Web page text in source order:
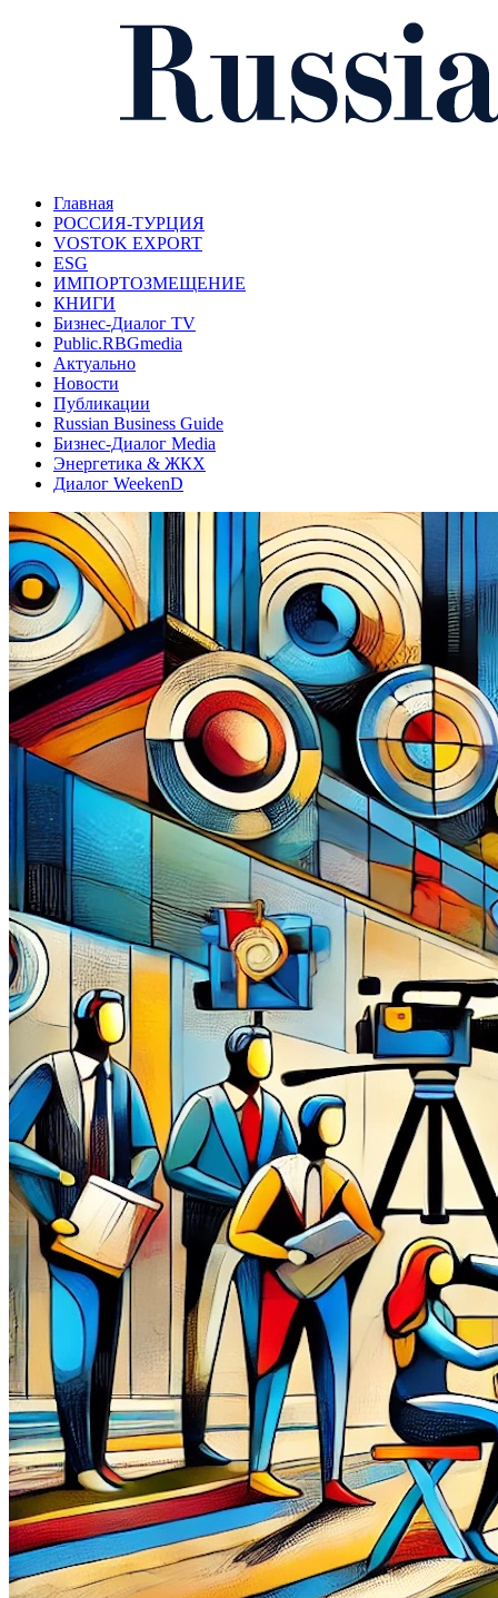
Главная
РОССИЯ-ТУРЦИЯ
VOSTOK EXPORT
ESG
ИМПОРТОЗМЕЩЕНИЕ
КНИГИ
Бизнес-Диалог TV
Public.RBGmedia
Актуально
Новости
Публикации
Russian Business Guide
Бизнес-Диалог Media
Энергетика & ЖКХ
Диалог WeekenD